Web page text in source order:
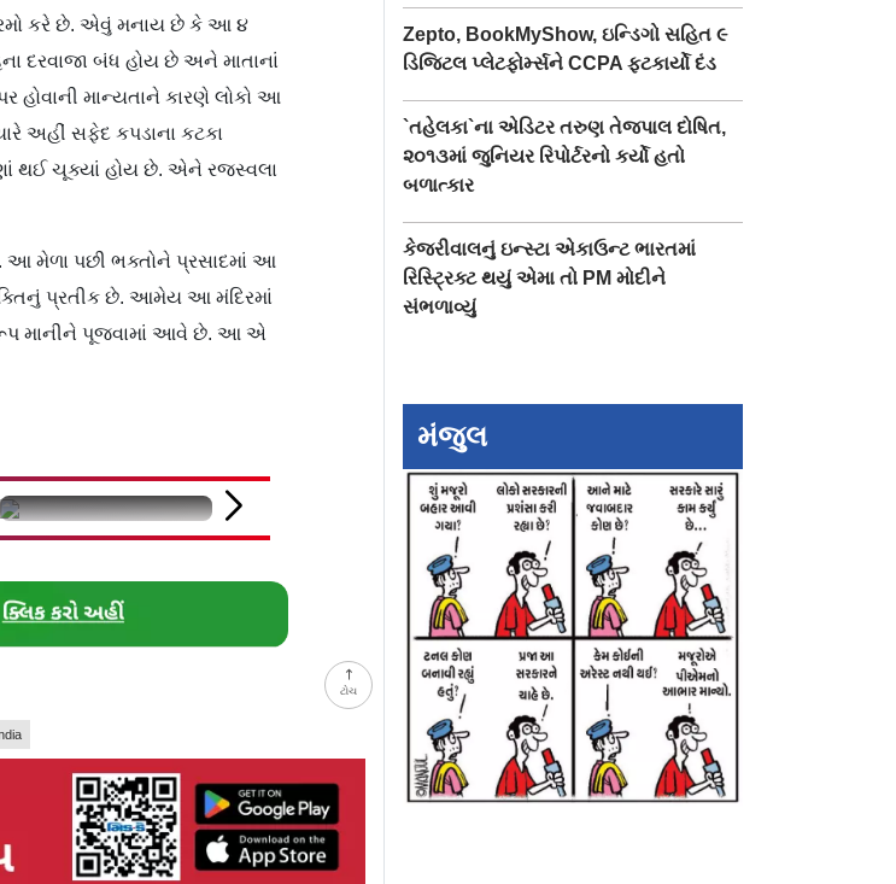
ટોચ
કરે છે. એવું મનાય છે કે આ ૪
દરવાજા બંધ હોય છે અને માતાનાં
હોવાની માન્યતાને કારણે લોકો આ
અહીં સફેદ કપડાના કટકા
થઈ ચૂક્યાં હોય છે. એને રજસ્વલા
આ મેળા પછી ભક્તોને પ્રસાદમાં આ
પ્રતીક છે. આમેય આ મંદિરમાં
માનીને પૂજવામાં આવે છે. આ એ
undefined undefined undefined
Zepto, BookMyShow, ઇન્ડિગો સહિત ૯
ડિજિટલ પ્લેટફોર્મ્સને CCPA ફટકાર્યો દંડ
`તહેલકા`ના એડિટર તરુણ તેજપાલ દોષિત,
૨૦૧૩માં જુનિયર રિપોર્ટરનો કર્યો હતો
બળાત્કાર
કેજરીવાલનું ઇન્સ્ટા એકાઉન્ટ ભારતમાં
રિસ્ટ્રિક્ટ થયું એમા તો PM મોદીને
સંભળાવ્યું
મંજુલ